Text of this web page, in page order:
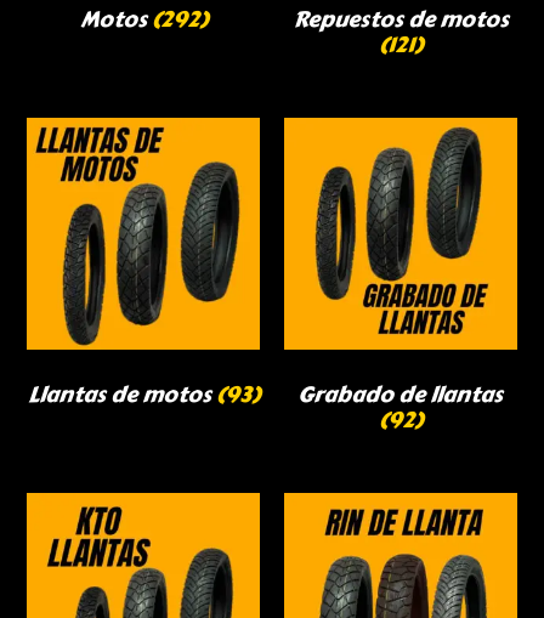
Motos(292) Repuestos de motos
(121)
Llantas de motos(93) Grabado de llantas
(92)